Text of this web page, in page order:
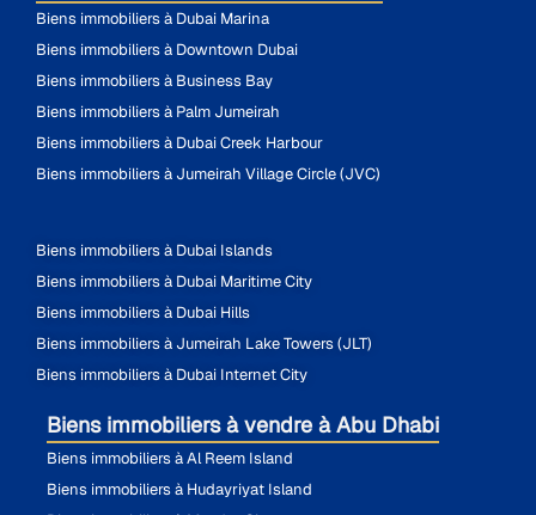
Biens immobiliers à Dubai Marina
Biens immobiliers à Downtown Dubai
Biens immobiliers à Business Bay
Biens immobiliers à Palm Jumeirah
Biens immobiliers à Dubai Creek Harbour
Biens immobiliers à Jumeirah Village Circle (JVC)
Biens immobiliers à Dubai Islands
Biens immobiliers à Dubai Maritime City
Biens immobiliers à Dubai Hills
Biens immobiliers à Jumeirah Lake Towers (JLT)
Biens immobiliers à Dubai Internet City
Biens immobiliers à vendre à Abu Dhabi
Biens immobiliers à Al Reem Island
Biens immobiliers à Hudayriyat Island